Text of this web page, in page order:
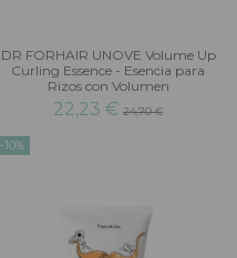
DR FORHAIR UNOVE Volume Up
Curling Essence - Esencia para
Rizos con Volumen
22,23 € 24,70 €
-10%